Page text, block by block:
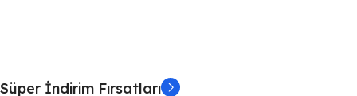
Süper İndirim Fırsatları